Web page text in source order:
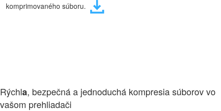
komprimovaného súboru.
Rýchla, bezpečná a jednoduchá kompresia súborov vo
vašom prehliadači